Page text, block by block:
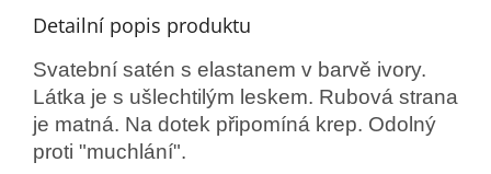
Detailní popis produktu
Svatební satén s elastanem v barvě ivory.
Látka je s ušlechtilým leskem. Rubová strana
je matná. Na dotek připomíná krep. Odolný
proti "muchlání".